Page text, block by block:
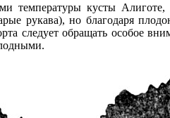
температуры кусты
рукава), но благодаря
следует обращать особое